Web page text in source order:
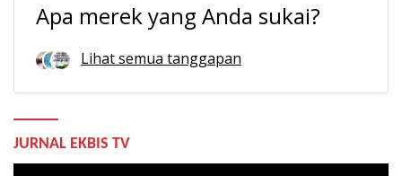
Apa merek yang Anda sukai?
Lihat semua tanggapan
JURNAL EKBIS TV